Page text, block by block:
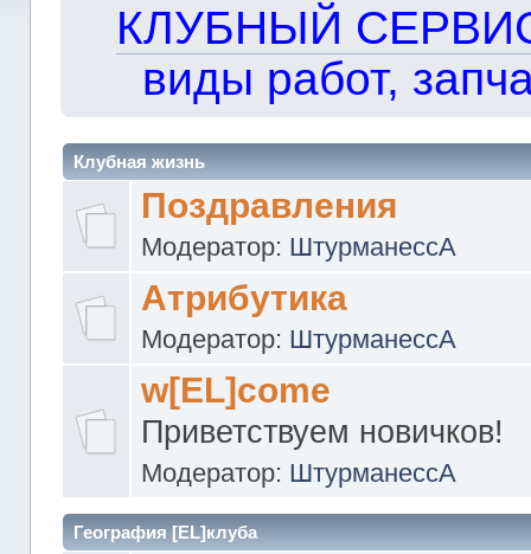
КЛУБНЫЙ
виды работ,
Клубная жизнь
Поздравления
Модератор: ШтурманессА
Атрибутика
Модератор: ШтурманессА
w[EL]come
Приветствуем новичков!
Модератор: ШтурманессА
География [EL]клуба